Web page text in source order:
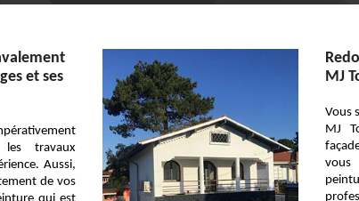
et ses
travaux
Aussi,
de vos
MJ
Vous
MJ
vous